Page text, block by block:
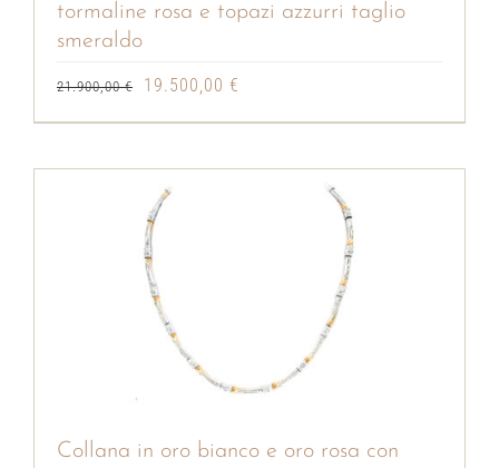
tormaline rosa e topazi azzurri taglio
smeraldo
21.900,00€
Il19.500,00 €
19.500,00 €.
Collana in oro bianco e oro rosa con